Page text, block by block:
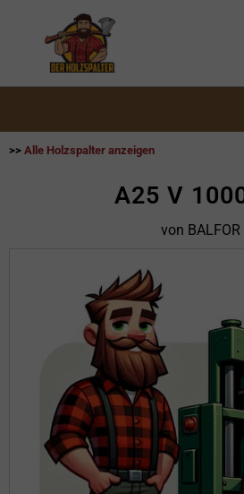
>> Alle Holzspalter anzeigen
A25 V
von BALFOR